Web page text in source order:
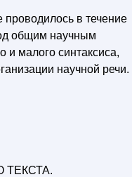
проводилось в течение
общим научным
и малого синтаксиса,
научной речи.
ТЕКСТА.